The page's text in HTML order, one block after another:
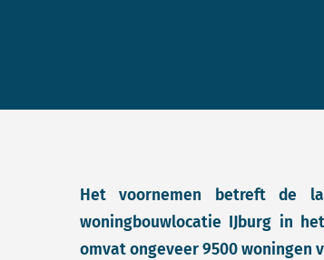
Het voornemen betreft de
woningbouwlocatie IJburg in
omvat ongeveer 9500 woningen